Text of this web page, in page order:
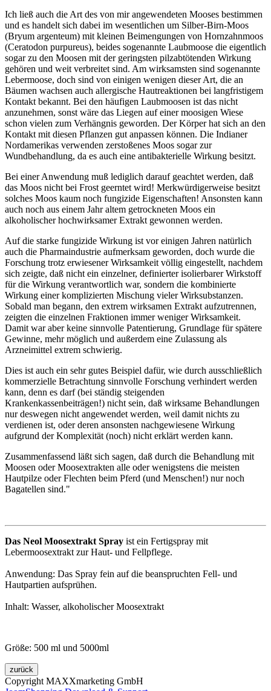
Ich ließ auch die Art des von mir angewendeten Mooses bestimmen
und es handelt sich dabei im wesentlichen um Silber-Birn-Moos
(Bryum argenteum) mit kleinen Beimengungen von Hornzahnmoos
(Ceratodon purpureus), beides sogenannte Laubmoose die eigentlich
sogar zu den Moosen mit der geringsten pilzabtötenden Wirkung
gehören und weit verbreitet sind. Am wirksamsten sind sogenannte
Lebermoose, doch sind von einigen wenigen dieser Art, die an
Bäumen wachsen auch allergische Hautreaktionen bei langfristigem
Kontakt bekannt. Bei den häufigen Laubmoosen ist das nicht
anzunehmen, sonst wäre das Liegen auf einer moosigen Wiese
schon vielen zum Verhängnis geworden. Der Körper hat sich an den
Kontakt mit diesen Pflanzen gut anpassen können. Die Indianer
Nordamerikas verwenden zerstoßenes Moos sogar zur
Wundbehandlung, da es auch eine antibakterielle Wirkung besitzt.
Bei einer Anwendung muß lediglich darauf geachtet werden, daß
das Moos nicht bei Frost geerntet wird! Merkwürdigerweise besitzt
solches Moos kaum noch fungizide Eigenschaften! Ansonsten kann
auch noch aus einem Jahr altem getrockneten Moos ein
alkoholischer hochwirksamer Extrakt gewonnen werden.
Auf die starke fungizide Wirkung ist vor einigen Jahren natürlich
auch die Pharmaindustrie aufmerksam geworden, doch wurde die
Forschung trotz erwiesener Wirksamkeit völlig eingestellt, nachdem
sich zeigte, daß nicht ein einzelner, definierter isolierbarer Wirkstoff
für die Wirkung verantwortlich war, sondern die kombinierte
Wirkung einer komplizierten Mischung vieler Wirksubstanzen.
Sobald man begann, den extrem wirksamen Extrakt aufzutrennen,
zeigten die einzelnen Fraktionen immer weniger Wirksamkeit.
Damit war aber keine sinnvolle Patentierung, Grundlage für spätere
Gewinne, mehr möglich und außerdem eine Zulassung als
Arzneimittel extrem schwierig.
Dies ist auch ein sehr gutes Beispiel dafür, wie durch ausschließlich
kommerzielle Betrachtung sinnvolle Forschung verhindert werden
kann, denn es darf (bei ständig steigenden
Krankenkassenbeiträgen!) nicht sein, daß wirksame Behandlungen
nur deswegen nicht angewendet werden, weil damit nichts zu
verdienen ist, oder deren ansonsten nachgewiesene Wirkung
aufgrund der Komplexität (noch) nicht erklärt werden kann.
Zusammenfassend läßt sich sagen, daß durch die Behandlung mit
Moosen oder Moosextrakten alle oder wenigstens die meisten
Hautpilze oder Flechten beim Pferd (und Menschen!) nur noch
Bagatellen sind."
Das Neol Moosextrakt Spray ist ein Fertigspray mit
Lebermoosextrakt zur Haut- und Fellpflege.
Anwendung: Das Spray fein auf die beanspruchten Fell- und
Hautpartien aufsprühen.
Inhalt: Wasser, alkoholischer Moosextrakt
Größe: 500 ml und 5000ml
Copyright MAXXmarketing GmbH